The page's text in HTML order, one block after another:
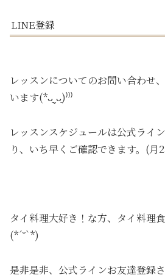
LINE登録
レッスンについてのお問い合わせ
います(*ᴗ͈ˬᴗ͈)⁾⁾⁾
レッスンスケジュールは公式ライ
り、いち早くご確認できます。(月
タイ料理大好き！な方、タイ料理
(*´˘`*)
是非是非、公式ラインお友達登録